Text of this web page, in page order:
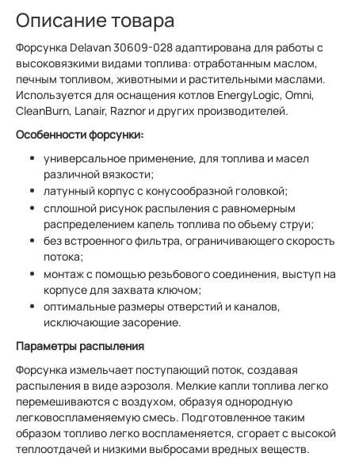
Описание товара
Форсунка Delavan 30609-028 адаптирована для работы с
высоковязкими видами топлива: отработанным маслом,
печным топливом, животными и растительными маслами.
Используется для оснащения котлов EnergyLogic, Omni,
CleanBurn, Lanair, Raznor и других производителей.
Особенности форсунки:
универсальное применение, для топлива и масел
различной вязкости;
латунный корпус с конусообразной головкой;
сплошной рисунок распыления с равномерным
распределением капель топлива по объему струи;
без встроенного фильтра, ограничивающего скорость
потока;
монтаж с помощью резьбового соединения, выступ на
корпусе для захвата ключом;
оптимальные размеры отверстий и каналов,
исключающие засорение.
Параметры распыления
Форсунка измельчает поступающий поток, создавая
распыления в виде аэрозоля. Мелкие капли топлива легко
перемешиваются с воздухом, образуя однородную
легковоспламеняемую смесь. Подготовленное таким
образом топливо легко воспламеняется, сгорает с высокой
теплоотдачей и низкими выбросами вредных веществ.